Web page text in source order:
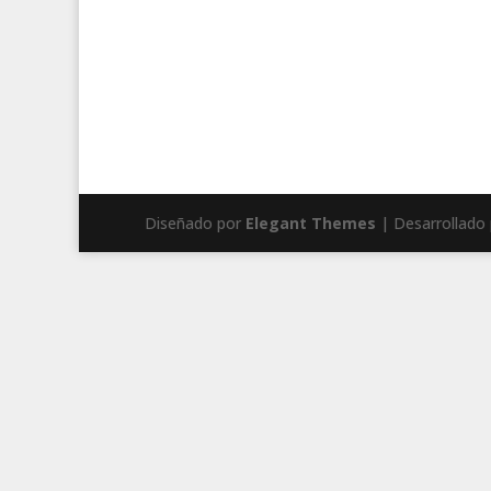
Diseñado por Elegant Themes | Desarrollado